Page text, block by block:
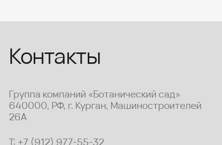
Контакты
Группа компаний «Ботанический сад»
640000, РФ, г. Курган, Машиностроителей
26А
T: +7 (912) 977-55-32